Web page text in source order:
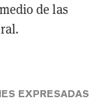
de las
EXPRESADAS